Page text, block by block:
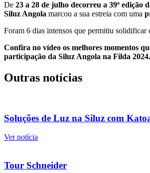
De 23 a 28 de julho decorreu a 39ª edição
Siluz Angola marcou a sua estreia com uma
Foram 6 dias intensos que permitiu solidificar
Confira no vídeo os melhores momentos
participação da Siluz Angola na Filda 2024.
Outras notícias
Soluções de Luz na Siluz com
Ver notícia
Tour Schneider